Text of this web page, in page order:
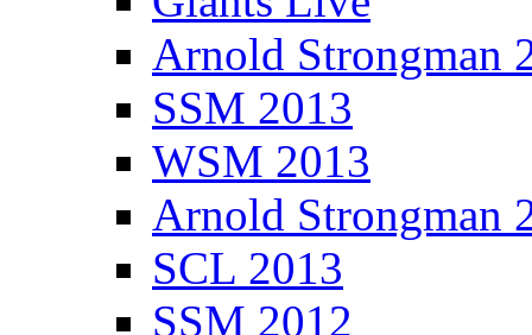
Arnold Strongman
SSM 2013
WSM 2013
Arnold Strongman
SCL 2013
SSM 2012